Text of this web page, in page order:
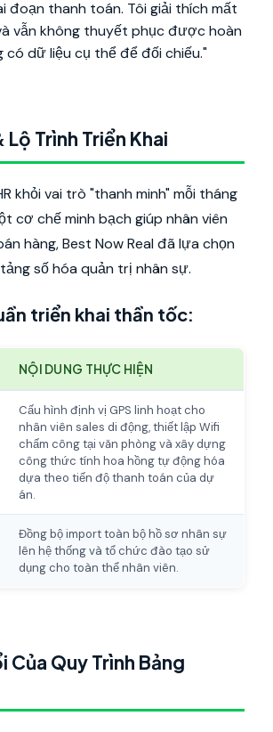
đoạn thanh toán. Tôi giải thích mất
vẫn không thuyết phục được hoàn
có dữ liệu cụ thể để đối chiếu."
Lộ Trình Triển Khai
khỏi vai trò "thanh minh" mỗi tháng
cơ chế minh bạch giúp nhân viên
hàng, Best Now Real đã lựa chọn
số hóa quản trị nhân sự.
triển khai thần tốc:
NỘI DUNG THỰC HIỆN
Cấu hình định vị GPS linh hoạt cho
nhân viên sales di động, thiết lập Wifi
chấm công tại văn phòng và xây dựng
công thức tính hoa hồng tự động hóa
dựa theo tiến độ thanh toán của dự
án.
Đồng bộ import toàn bộ hồ sơ nhân sự
lên hệ thống và tổ chức đào tạo sử
dụng cho toàn thể nhân viên.
Của Quy Trình Bảng